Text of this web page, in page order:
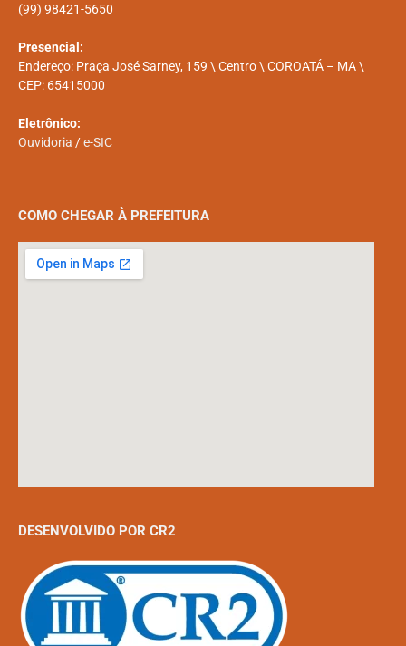
(99) 98421-5650
Presencial:
Endereço: Praça José Sarney, 159 \ Centro \ COROATÁ – MA \
CEP: 65415000
Eletrônico:
Ouvidoria /e-SIC
COMO CHEGAR À PREFEITURA
DESENVOLVIDO POR CR2